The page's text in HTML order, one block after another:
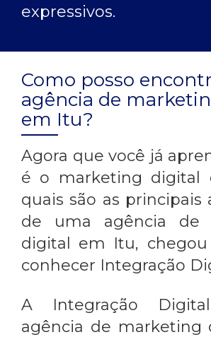
expressivos.
Como posso
agência de
em Itu?
Agora que você já
é o marketing digital
quais são as principais
de uma agência de
digital em Itu,
conhecer Integração
A Integração
agência de marketing